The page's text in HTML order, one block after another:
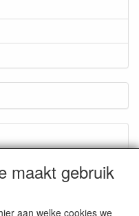
maakt gebruik
aan welke cookies we